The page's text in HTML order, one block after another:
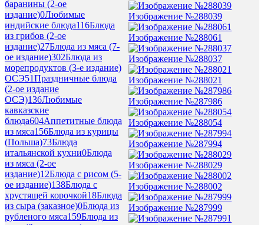
баранины (2-ое
издание)0Любимые
индийские блюда116Блюда
из грибов (2-ое
издание)27Блюда из мяса (7-
ое издание)302Блюда из
морепродуктов (3-е издание)
ОСЭ51Праздничные блюда
(2-ое издание
ОСЭ)136Любимые
кавказские
блюда604Аппетитные блюда
из мяса156Блюда из курицы
(Польша)73Блюда
итальянской кухни0Блюда
из мяса (2-ое
издание)12Блюда с рисом (5-
ое издание)138Блюда с
хрустящей корочкой18Блюда
из сыра (заказное)0Блюда из
рубленого мяса159Блюда из
Изображение №288039
Изображение №288061
Изображение №288037
Изображение №288021
Изображение №287986
Изображение №288054
Изображение №287994
Изображение №288029
Изображение №288002
Изображение №287999